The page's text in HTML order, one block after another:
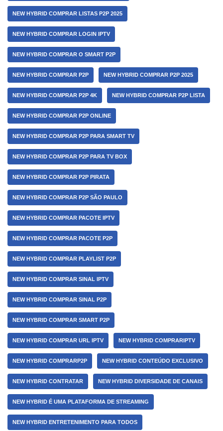
NEW HYBRID COMPRAR LISTAS P2P 2025
NEW HYBRID COMPRAR LOGIN IPTV
NEW HYBRID COMPRAR O SMART P2P
NEW HYBRID COMPRAR P2P NEW HYBRID COMPRAR P2P 2025
NEW HYBRID COMPRAR P2P 4K NEW HYBRID COMPRAR P2P LISTA
NEW HYBRID COMPRAR P2P ONLINE
NEW HYBRID COMPRAR P2P PARA SMART TV
NEW HYBRID COMPRAR P2P PARA TV BOX
NEW HYBRID COMPRAR P2P PIRATA
NEW HYBRID COMPRAR P2P SÃO PAULO
NEW HYBRID COMPRAR PACOTE IPTV
NEW HYBRID COMPRAR PACOTE P2P
NEW HYBRID COMPRAR PLAYLIST P2P
NEW HYBRID COMPRAR SINAL IPTV
NEW HYBRID COMPRAR SINAL P2P
NEW HYBRID COMPRAR SMART P2P
NEW HYBRID COMPRAR URL IPTV NEW HYBRID COMPRARIPTV
NEW HYBRID COMPRARP2P NEW HYBRID CONTEÚDO EXCLUSIVO
NEW HYBRID CONTRATAR NEW HYBRID DIVERSIDADE DE CANAIS
NEW HYBRID É UMA PLATAFORMA DE STREAMING
NEW HYBRID ENTRETENIMENTO PARA TODOS